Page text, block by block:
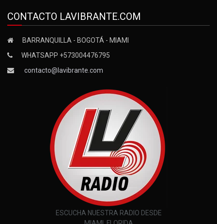
CONTACTO LAVIBRANTE.COM
BARRANQUILLA - BOGOTÁ - MIAMI
WHATSAPP +573004476795
contacto@lavibrante.com
ESCUCHA NUESTRA RADIO DESDE